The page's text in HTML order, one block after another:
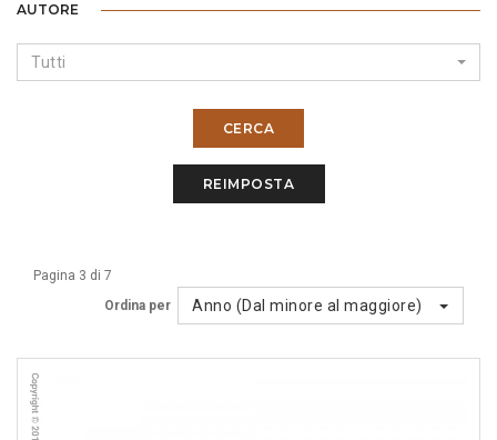
AUTORE
Tutti
CERCA
REIMPOSTA
Pagina 3 di 7
Ordina per
Anno (Dal minore al maggiore)